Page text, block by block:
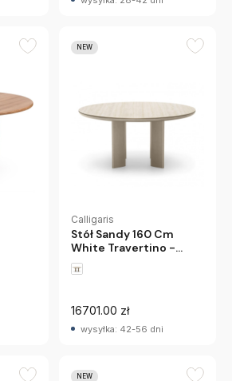
NEW
Calligaris
Stół Sandy 160 Cm
White Travertino -
Matt Pearl Beige
Calligaris
16701.00 zł
wysyłka: 42-56 dni
NEW